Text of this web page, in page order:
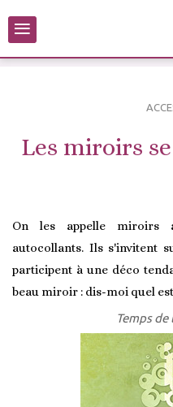
≡
Les miroirs
On les appelle miroirs
autocollants. Ils s'invitent
participent à une déco
beau miroir : dis-moi quel
Temps